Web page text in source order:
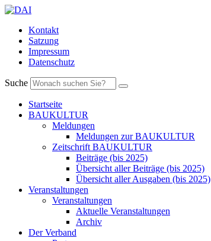
Kontakt
Satzung
Impressum
Datenschutz
Suche
Startseite
BAUKULTUR
Meldungen
Meldungen zur BAUKULTUR
Zeitschrift BAUKULTUR
Beiträge (bis 2025)
Übersicht aller Beiträge (bis 2025)
Übersicht aller Ausgaben (bis 2025)
Veranstaltungen
Veranstaltungen
Aktuelle Veranstaltungen
Archiv
Der Verband